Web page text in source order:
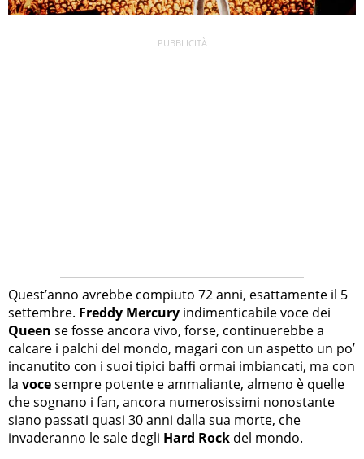
Quest’anno avrebbe compiuto 72 anni, esattamente il 5
settembre. Freddy Mercury indimenticabile voce dei
Queen se fosse ancora vivo, forse, continuerebbe a
calcare i palchi del mondo, magari con un aspetto un po’
incanutito con i suoi tipici baffi ormai imbiancati, ma con
la vocesempre potente e ammaliante, almeno è quelle
che sognano i fan, ancora numerosissimi nonostante
siano passati quasi 30 anni dalla sua morte, che
invaderanno le sale degli Hard Rock del mondo.